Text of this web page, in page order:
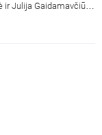
ir Julija Gaidamavčiūtė.